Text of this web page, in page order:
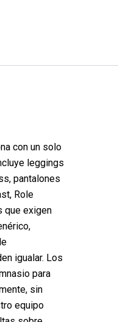
con un solo
leggings
pantalones
Role
que exigen
igualar. Los
para
sin
equipo